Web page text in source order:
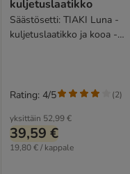
kuljetuslaatikko
Säästösetti: TIAKI Luna -
kuljetuslaatikko ja kooa -
yksittäin 52,99 €
39,59 €
19,80 € / kappale
Rating: 4/5 (2)